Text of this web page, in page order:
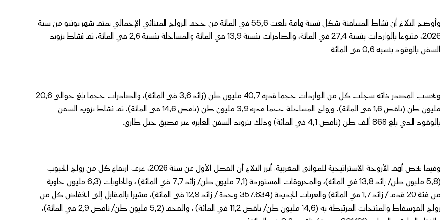
وأوضح البلاغ أن نشاط المسافنة شكل نسبة هامة بلغت 55,6 في المائة من حجم الرواج المينائي الإجمالي بمتم شهر يونيو من سنة
2026، متبوعا بالواردات بنسبة 27,4 في المائة، والصادرات بنسبة 13,9 في المائة والمساحلة بنسبة 2,6 في المائة، ثم نشاط تزويد
السفن بالوقود بنسبة 0,6 في المائة.
وبحسب المصدر ذاته سجلت كل من الواردات حجما قدره 40,7 مليون طن (زائد 3,6 في المائة)، والصادرات حجما بلغ حوالي 20,6
مليون طن (ناقص 1,6 في المائة)، ورواج المساحلة حجما قدره 3,9 مليون طن (ناقص 14,6 في المائة)، ثم نشاط تزويد السفن
بالوقود الذي بلغ 868 ألف طن (ناقص 4,1 في المائة) وذلك بتزويد السفن العابرة عبر مضيق جبل طارق.
وفيما يخص أهم الأروجة الاستراتيجية للموانئ المغربية، أبرز البلاغ أن الفصل الأول من سنة 2026، عرف ارتفاع كل من رواج الحبوب
(5,8 مليون طن/ زائد 13,8 في المائة)، والمحروقات المستوردة (7,1 مليون طن/ زائد 7,7 في المائة) ، والحاويات (6,3 مليون حاوية
من فئة 20 قدم / زائد 1,7 في المائة) والعربات الجديدة (357.634 وحدة / زائد 12,9 في المائة)، مشيرا بالمقابل إلى انخفاض كل من
رواج الفوسفاط والمنتجات المرتبطة به (14,6 مليون طن/ ناقص 11,2 في المائة) ، والفحم (5,2 مليون طن/ ناقص 2,9 في المائة)،